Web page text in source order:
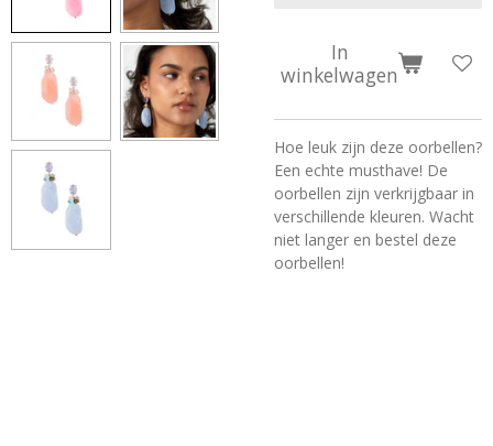
In
winkelwagen
Hoe leuk zijn deze oorbellen?
Een echte musthave! De
oorbellen zijn verkrijgbaar in
verschillende kleuren. Wacht
niet langer en bestel deze
oorbellen!